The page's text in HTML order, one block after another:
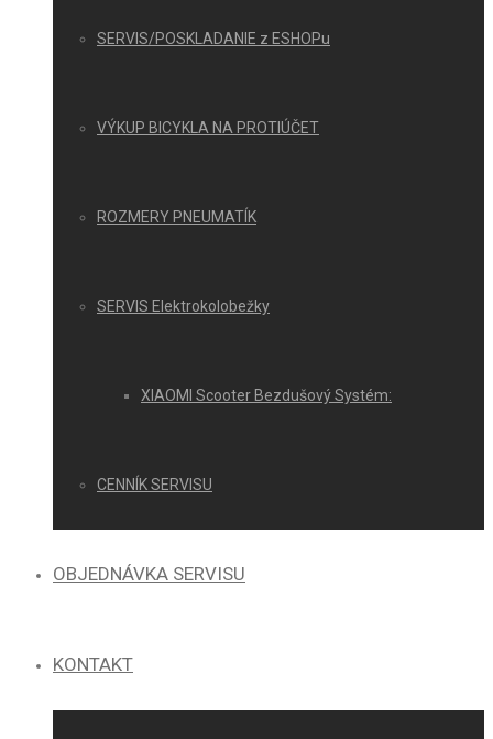
SERVIS/POSKLADANIE z ESHOPu
VÝKUP BICYKLA NA PROTIÚČET
ROZMERY PNEUMATÍK
SERVIS Elektrokolobežky
XIAOMI Scooter Bezdušový Systém:
CENNÍK SERVISU
OBJEDNÁVKA SERVISU
KONTAKT